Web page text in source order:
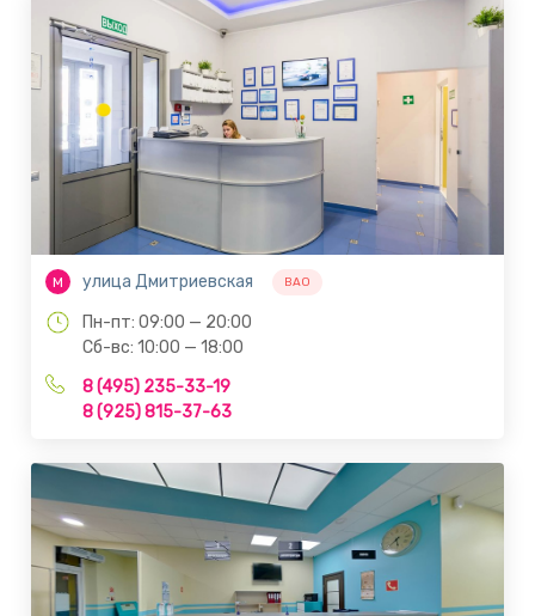
М улица Дмитриевская ВАО
Пн-пт: 09:00 — 20:00
Сб-вс: 10:00 — 18:00
8 (495) 235-33-19
8 (925) 815-37-63